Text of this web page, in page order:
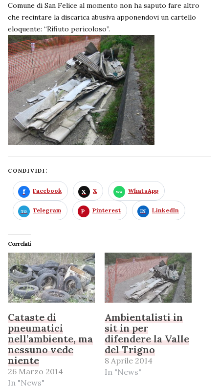
Comune di San Felice al momento non ha saputo fare altro
che recintare la discarica abusiva apponendovi un cartello
eloquente: “Rifiuto pericoloso”.
CONDIVIDI:
Facebook X WhatsApp
Telegram Pinterest LinkedIn
Correlati
Cataste di
pneumatici
nell’ambiente, ma
nessuno vede
niente
26 Marzo 2014
In "News"
Ambientalisti in
sit in per
difendere la Valle
del Trigno
8 Aprile 2014
In "News"